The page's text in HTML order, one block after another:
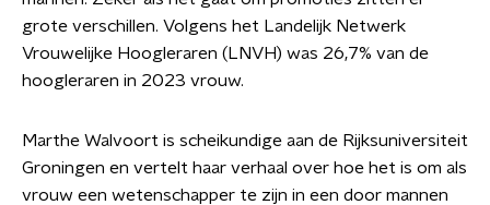
grote verschillen. Volgens het Landelijk Netwerk
Vrouwelijke Hoogleraren (LNVH) was 26,7% van de
hoogleraren in 2023 vrouw.
Marthe Walvoort is scheikundige aan de Rijksuniversiteit
Groningen en vertelt haar verhaal over hoe het is om als
vrouw een wetenschapper te zijn in een door mannen